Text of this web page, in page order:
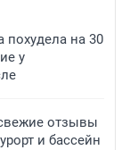
на 30
у
отзывы
и бассейн